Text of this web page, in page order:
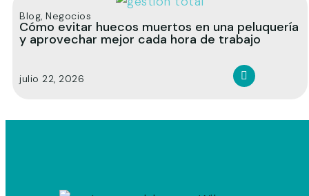
Blog, Negocios
Cómo evitar huecos muertos en una peluquería
y aprovechar mejor cada hora de trabajo
julio 22, 2026